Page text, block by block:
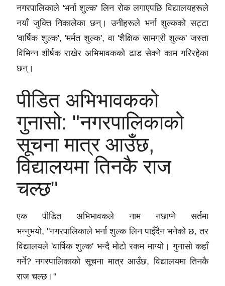
नगरपालिकाले 'भर्ना शुल्क' लिन रोक लगाएपछि विद्यालयहरूले
नयाँ जुक्ति निकालेका छन्। उनीहरूले भर्ना शुल्कको सट्टा
'वार्षिक शुल्क', 'मर्मत शुल्क', वा 'शैक्षिक सामग्री शुल्क' जस्ता
विभिन्न शीर्षक राखेर अभिभावकको ढाड सेक्ने काम गरिरहेका
छन्।
पीडित अभिभावकको
गुनासो: "नगरपालिकाको
सूचना मात्र आउँछ,
विद्यालयमा तिनकै राज
चल्छ"
एक पीडित अभिभावकले नाम नछाप्ने सर्तमा
भन्नुभयो, "नगरपालिकाले भर्ना शुल्क लिन पाइँदैन भनेको छ, तर
विद्यालयले 'वार्षिक शुल्क' भन्दै मोटो रकम माग्यो। गुनासो कहाँ
गर्ने? नगरपालिकाको सूचना मात्र आउँछ, विद्यालयमा तिनकै
राज चल्छ।"